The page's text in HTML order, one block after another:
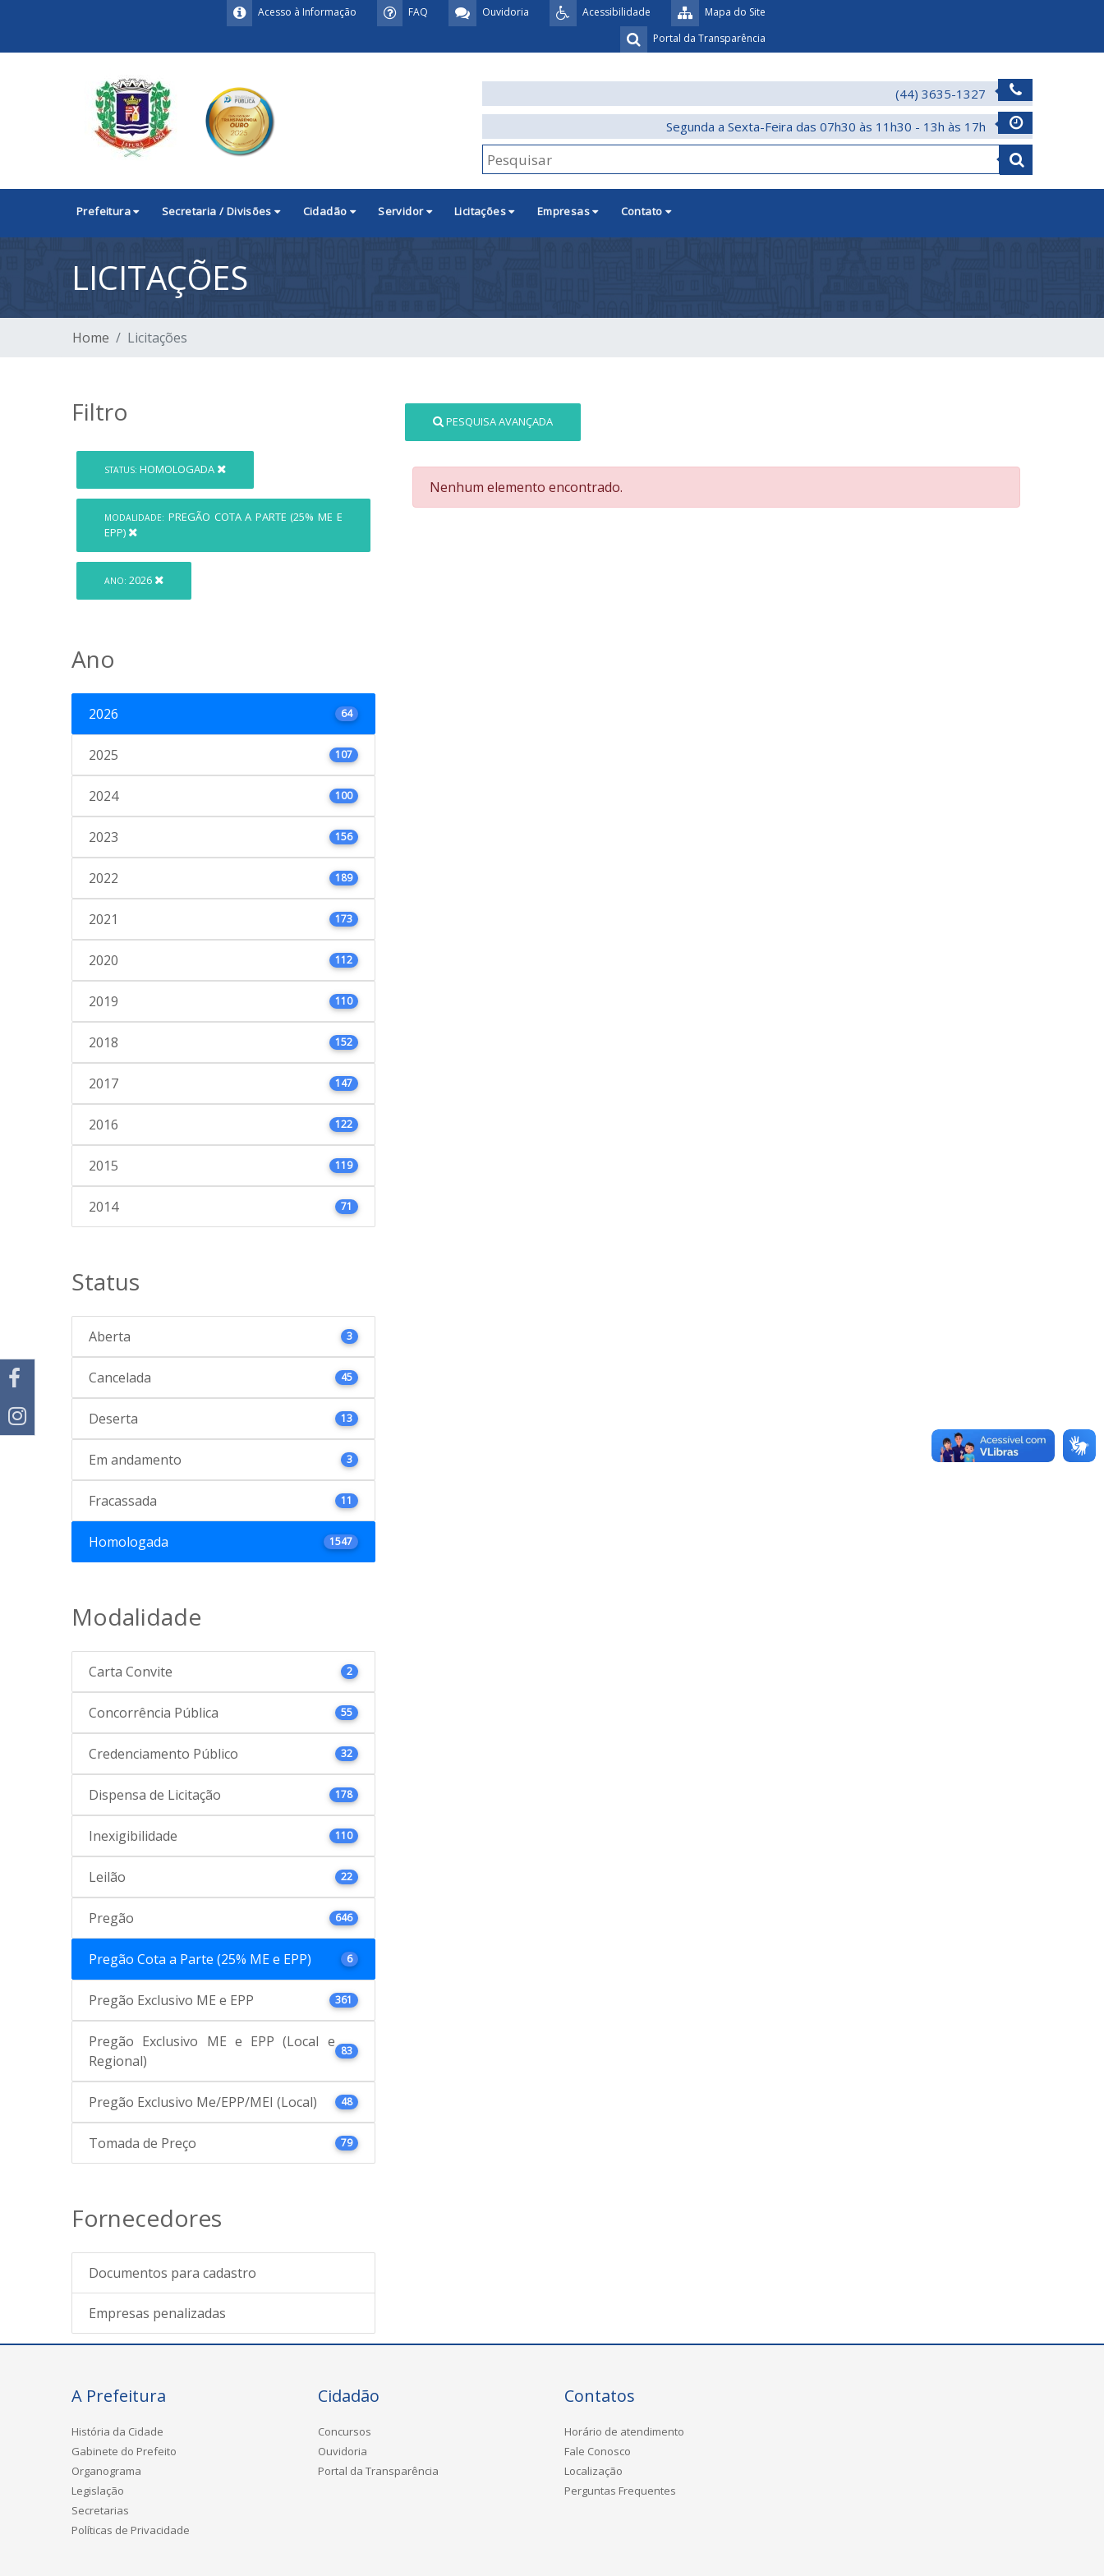
Mapa do Site
Acessibilidade
Ouvidoria
FAQ
Acesso à Informação
Portal da Transparência
(44) 3635-1327
Segunda a Sexta-Feira das 07h30 às 11h30 - 13h às 17h
Prefeitura Secretaria / Divisões Cidadão Servidor Licitações Empresas Contato
LICITAÇÕES
Home Licitações
Filtro
STATUS: HOMOLOGADA
MODALIDADE: PREGÃO COTA A PARTE (25% ME E
EPP)
ANO: 2026
Ano
2026 64
2025 107
2024 100
2023 156
2022 189
2021 173
2020 112
2019 110
2018 152
2017 147
2016 122
2015 119
2014 71
Status
Aberta 3
Cancelada 45
Deserta 13
Em andamento 3
Fracassada 11
Homologada 1547
Modalidade
Carta Convite 2
Concorrência Pública 55
Credenciamento Público 32
Dispensa de Licitação 178
Inexigibilidade 110
Leilão 22
Pregão 646
Pregão Cota a Parte (25% ME e EPP) 6
Pregão Exclusivo ME e EPP 361
Pregão Exclusivo ME e EPP (Local e
Regional)
83
Pregão Exclusivo Me/EPP/MEI (Local) 48
Tomada de Preço 79
Fornecedores
Documentos para cadastro
Empresas penalizadas
PESQUISA AVANÇADA
Nenhum elemento encontrado.
A Prefeitura
História da Cidade
Gabinete do Prefeito
Organograma
Legislação
Secretarias
Políticas de Privacidade
Cidadão
Concursos
Ouvidoria
Portal da Transparência
Contatos
Horário de atendimento
Fale Conosco
Localização
Perguntas Frequentes